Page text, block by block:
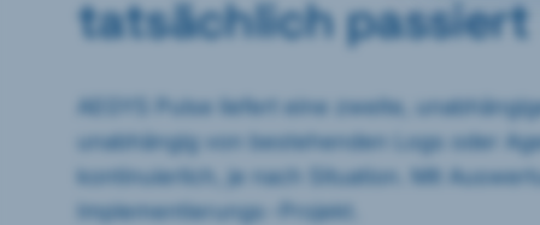
tatsächlich passiert
AEGYS Pulse liefert eine zweite,
unabhängig von bestehenden Logs oder
kontinuierlich, je nach Situation. Mit
Implementierungs-Projekt.